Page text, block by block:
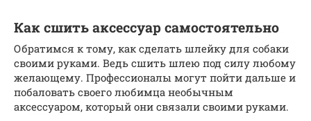
Как сшить аксессуар самостоятельно
Обратимся к тому, как сделать шлейку для собаки
своими руками. Ведь сшить шлею под силу любому
желающему. Профессионалы могут пойти дальше и
побаловать своего любимца необычным
аксессуаром, который они связали своими руками.